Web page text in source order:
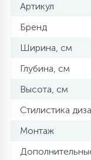
Артикул
Бренд
Ширина, см
Глубина, см
Высота, см
Стилистика
Монтаж